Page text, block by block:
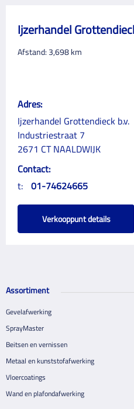
Ijzerhandel
Afstand: 3,698km
Adres:
Ijzerhandel Grottendieck b.v.
Industriestraat 7
2671 CT NAALDWIJK
Contact:
t: 01-74624665
Verkooppunt details
Assortiment
Gevelafwerking
SprayMaster
Beitsen en vernissen
Metaal en kunststofafwerking
Vloercoatings
Wand en plafondafwerking